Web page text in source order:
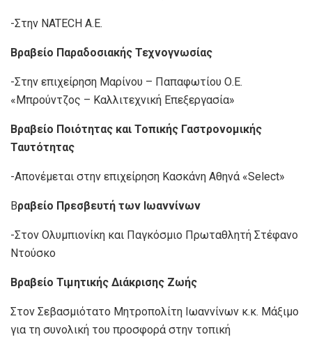
-Στην NATECH A.E.
Βραβείο Παραδοσιακής Τεχνογνωσίας
-Στην επιχείρηση Μαρίνου – Παπαφωτίου Ο.Ε.
«Μπρούντζος – Καλλιτεχνική Επεξεργασία»
Βραβείο Ποιότητας και Τοπικής Γαστρονομικής
Ταυτότητας
-Απονέμεται στην επιχείρηση Κασκάνη Αθηνά «Select»
Βραβείο Πρεσβευτή των Ιωαννίνων
-Στον Ολυμπιονίκη και Παγκόσμιο Πρωταθλητή Στέφανο
Ντούσκο
Βραβείο Τιμητικής Διάκρισης Ζωής
Στον Σεβασμιότατο Μητροπολίτη Ιωαννίνων κ.κ. Μάξιμο
για τη συνολική του προσφορά στην τοπική